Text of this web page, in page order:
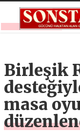
Birleşik
masa